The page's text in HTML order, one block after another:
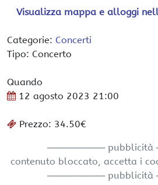
Visualizza mappa e alloggi
Categorie: Concerti
Tipo: Concerto
Quando
12 agosto 2023 21:00
Prezzo: 34.50€
───────── pubblicità
contenuto bloccato, accetta i
───────── pubblicità